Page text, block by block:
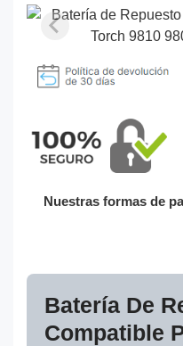
Nuestras formas de
Batería De
Compatible